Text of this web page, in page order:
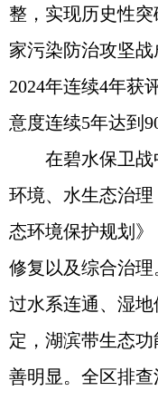
整，实现历史性
家污染防治攻坚
2024年连续4年获
意度连续5年达到
在碧水保卫
环境、水生态治
态环境保护规划》
修复以及综合治
过水系连通、湿
定，湖滨带生态
善明显。全区排